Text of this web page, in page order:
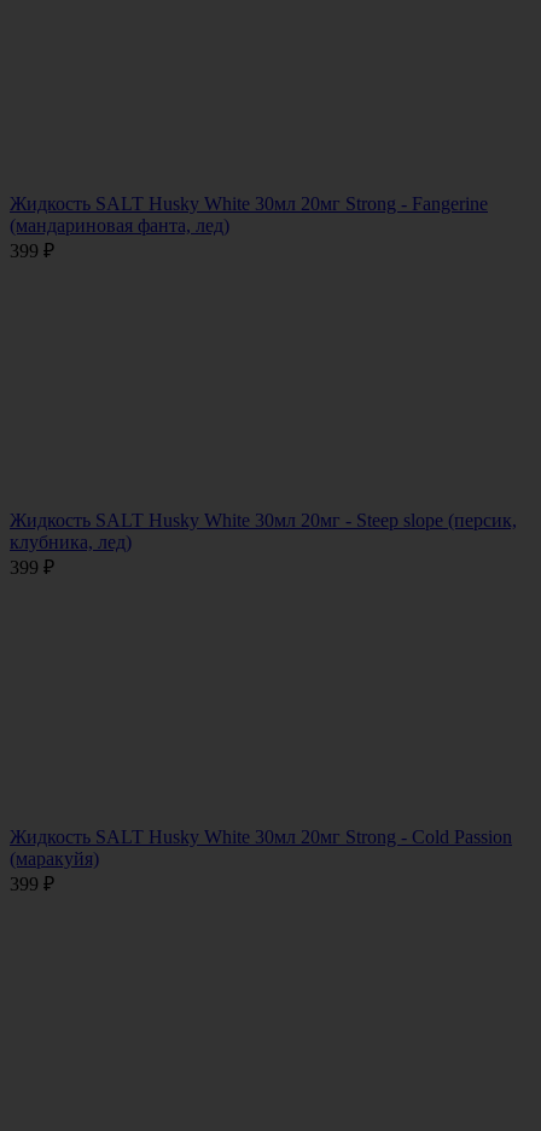
Жидкость SALT Husky White 30мл 20мг Strong - Fangerine
(мандариновая фанта, лед)
399 ₽
Жидкость SALT Husky White 30мл 20мг - Steep slope (персик,
клубника, лед)
399 ₽
Жидкость SALT Husky White 30мл 20мг Strong - Cold Passion
(маракуйя)
399 ₽